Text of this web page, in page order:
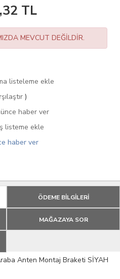
TL
MEVCUT DEĞİLDİR.
listeleme ekle
)
haber ver
listeme ekle
haber ver
ÖDEME BİLGİLERİ
MAĞAZAYA SOR
Anten Montaj Braketi SİYAH